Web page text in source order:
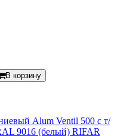
В корзину